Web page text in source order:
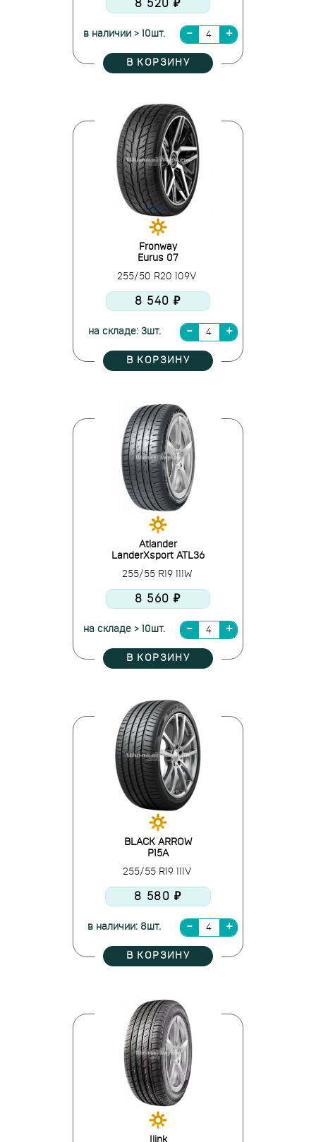
8 520 ₽
в наличии > 10шт.
В КОРЗИНУ
Fronway
Eurus 07
255/50 R20 109V
8 540 ₽
на складе: 3шт.
В КОРЗИНУ
Atlander
LanderXsport ATL36
255/55 R19 111W
8 560 ₽
на складе > 10шт.
В КОРЗИНУ
BLACK ARROW
P15A
255/55 R19 111V
8 580 ₽
в наличии: 8шт.
В КОРЗИНУ
Ilink